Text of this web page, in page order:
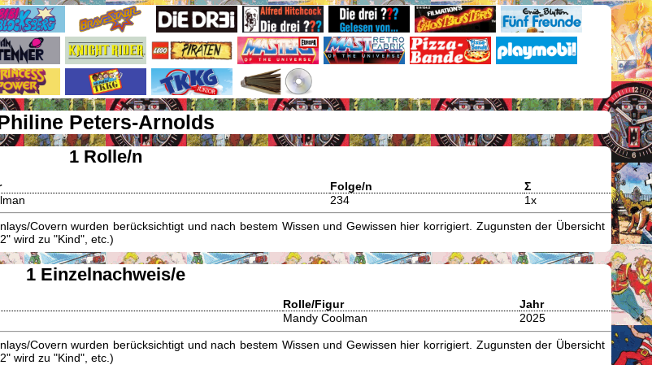
Peters-Arnolds
1 Rolle/n
Folge/n
Σ
234 1x
Covern wurden berücksichtigt und nach bestem Wissen und Gewissen hier korrigiert. Zugunsten der Übersicht
wird zu "Kind", etc.)
1 Einzelnachweis/e
Rolle/Figur
Jahr
Mandy Coolman 2025
Covern wurden berücksichtigt und nach bestem Wissen und Gewissen hier korrigiert. Zugunsten der Übersicht
wird zu "Kind", etc.)